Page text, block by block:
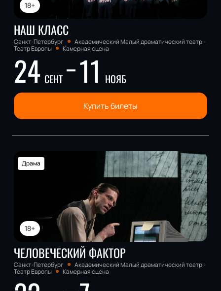
18+
НАШ КЛАСС
Санкт-Петербург
Академический Малый драматический театр -
Театр Европы
Камерная сцена
24 СЕНТ 11 НОЯБ
Купить билеты
18+
Драма
ЧЕЛОВЕЧЕСКИЙ ФАКТОР
Санкт-Петербург
Академический Малый драматический театр -
Театр Европы
Камерная сцена